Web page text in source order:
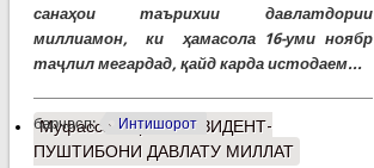
санаҳои таърихии давлатдории
миллиамон, ки ҳамасола 16-уми ноябр
таҷлил мегардад, қайд карда истодаем...
барчасп: Интишорот
Муфассалтаро ПРЕЗИДЕНТ-
ПУШТИБОНИ ДАВЛАТУ МИЛЛАТ